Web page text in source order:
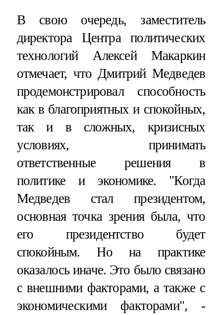
В свою очередь, заместитель
директора Центра политических
технологий Алексей Макаркин
отмечает, что Дмитрий Медведев
продемонстрировал способность
как в благоприятных и спокойных,
так и в сложных, кризисных
условиях, принимать
ответственные решения в
политике и экономике. "Когда
Медведев стал президентом,
основная точка зрения была, что
его президентство будет
спокойным. Но на практике
оказалось иначе. Это было связано
с внешними факторами, а также с
экономическими факторами", -